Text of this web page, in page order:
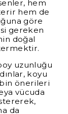
hem
hem de
göre
gereken
doğal
uzunluğu
koyu
önerileri
vücuda
da